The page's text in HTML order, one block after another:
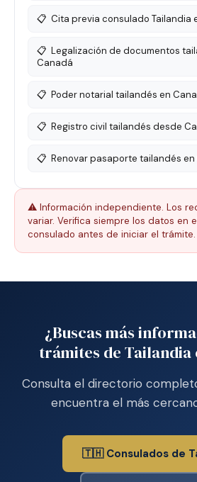
📋 Cita previa consulado Tailandia
📋 Legalización de documentos
Canadá
📋 Poder notarial tailandés en
📋 Registro civil tailandés desde
📋 Renovar pasaporte tailandés en
⚠️ Información independiente. Los
variar. Verifica siempre los datos en
consulado antes de iniciar el trámite.
¿Buscas más
trámites de Tailandia
Consulta el directorio
encuentra el más
🇹🇭 Consulados de